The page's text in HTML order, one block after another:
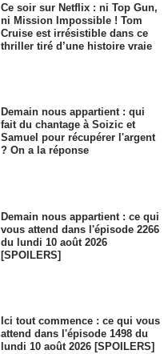
Ce soir sur Netflix : ni Top Gun,
ni Mission Impossible ! Tom
Cruise est irrésistible dans ce
thriller tiré d’une histoire vraie
Demain nous appartient : qui
fait du chantage à Soizic et
Samuel pour récupérer l'argent
? On a la réponse
Demain nous appartient : ce qui
vous attend dans l'épisode 2266
du lundi 10 août 2026
[SPOILERS]
Ici tout commence : ce qui vous
attend dans l'épisode 1498 du
lundi 10 août 2026 [SPOILERS]